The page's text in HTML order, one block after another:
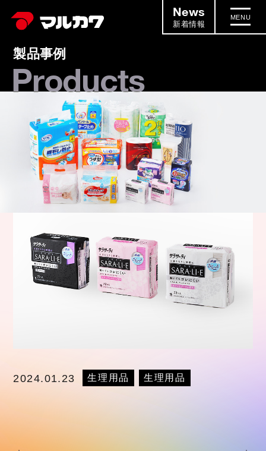
MENU
News
新着情報
製品事例
Products
サラサーティ SARA･LI･E（さらり
え）
2024.01.23 生理用品 生理用品